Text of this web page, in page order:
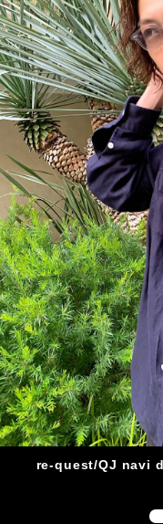
re-quest/QJ navi